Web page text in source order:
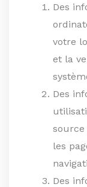
Des
votre
et la
Des
source
les
Des